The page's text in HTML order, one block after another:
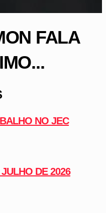
FALA
NO JEC
DE 2026